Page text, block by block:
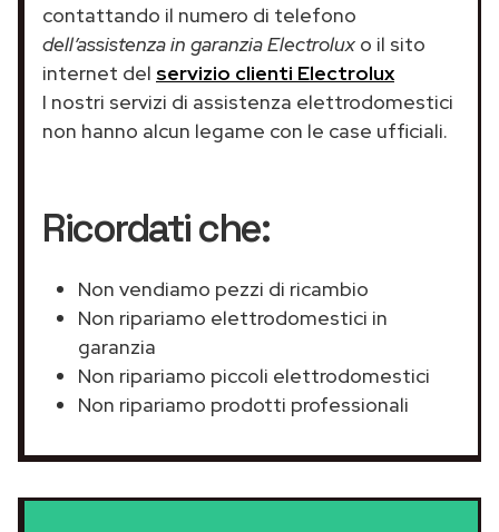
contattando il numero di telefono
dell’assistenza in garanzia Electrolux o il sito
internet del servizio clienti Electrolux
I nostri servizi di assistenza elettrodomestici
non hanno alcun legame con le case ufficiali.
Ricordati che:
Non vendiamo pezzi di ricambio
Non ripariamo elettrodomestici in
garanzia
Non ripariamo piccoli elettrodomestici
Non ripariamo prodotti professionali